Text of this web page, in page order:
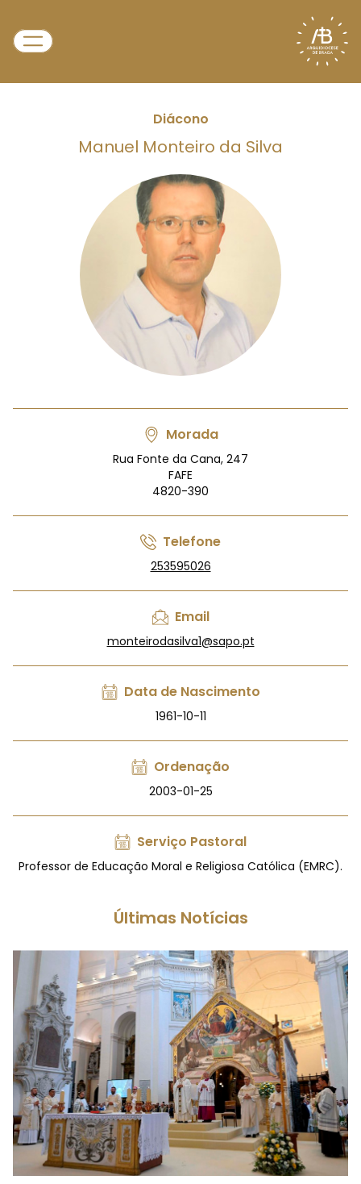
Diácono
Manuel Monteiro da Silva
Morada
Rua Fonte da Cana, 247
FAFE
4820-390
Telefone
253595026
Email
monteirodasilva1@sapo.pt
Data de Nascimento
1961-10-11
Ordenação
2003-01-25
Serviço Pastoral
Professor de Educação Moral e Religiosa Católica (EMRC).
Últimas Notícias